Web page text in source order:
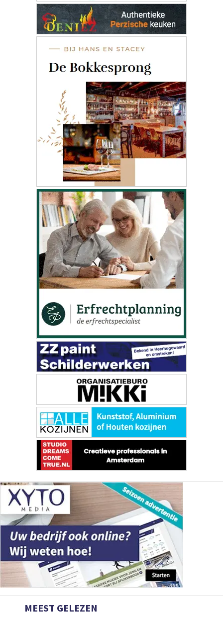
MEEST GELEZEN